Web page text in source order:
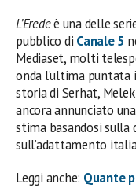
L’Eredeè una delle
pubblico di Canale 5
Mediaset, molti
onda l’ultima puntata
storia di Serhat,
ancora annunciato
stima basandosi sulla
sull’adattamento
Leggi anche: Quante